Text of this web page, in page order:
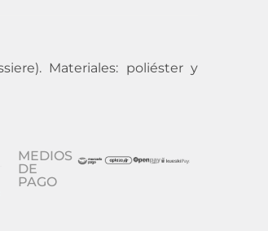
Materiales: poliéster y
MEDIOS
DE
PAGO